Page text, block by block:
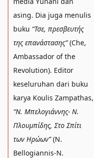
asing. Dia juga menulis
buku “Τσε, πρεσβευτής
της επανάστασης”(Che,
Ambassador of the
Revolution). Editor
keseluruhan dari buku
karya Koulis Zampathas,
“Ν. Μπελογιάννης- Ν.
Πλουμπίδης, Στο Σπίτι
των Ηρώων”(N.
Bellogiannis-N.